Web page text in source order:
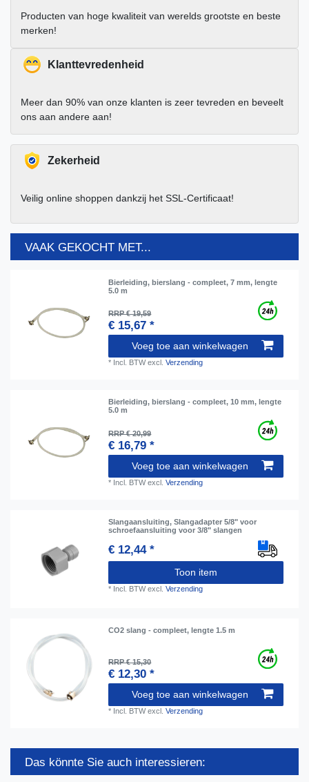
Producten van hoge kwaliteit van werelds grootste en beste
merken!
Klanttevredenheid
Meer dan 90% van onze klanten is zeer tevreden en beveelt
ons aan andere aan!
Zekerheid
Veilig online shoppen dankzij het SSL-Certificaat!
VAAK GEKOCHT MET...
Bierleiding, bierslang - compleet, 7 mm, lengte
5.0 m
RRP € 19,59
€ 15,67 *
Voeg toe aan winkelwagen
* Incl. BTWexcl.Verzending
Bierleiding, bierslang - compleet, 10 mm, lengte
5.0 m
RRP € 20,99
€ 16,79 *
Voeg toe aan winkelwagen
* Incl. BTWexcl.Verzending
Slangaansluiting, Slangadapter 5/8" voor
schroefaansluiting voor 3/8" slangen
€ 12,44 *
Toon item
* Incl. BTWexcl.Verzending
CO2 slang - compleet, lengte 1.5 m
RRP € 15,30
€ 12,30 *
Voeg toe aan winkelwagen
* Incl. BTWexcl.Verzending
Das könnte Sie auch interessieren: